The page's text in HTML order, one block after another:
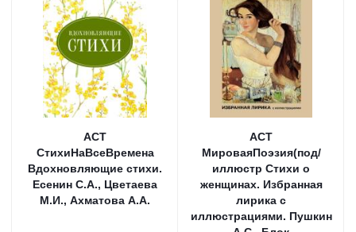
АСТ
СтихиНаВсеВремена
Вдохновляющие стихи.
Есенин С.А., Цветаева
М.И., Ахматова А.А.
АСТ
МироваяПоэзия(под/
иллюстр Стихи о
женщинах. Избранная
лирика с
иллюстрациями. Пушкин